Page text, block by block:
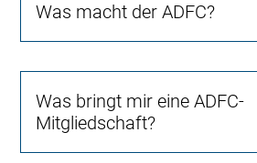
Was macht der ADFC?
Was bringt mir eine ADFC-
Mitgliedschaft?